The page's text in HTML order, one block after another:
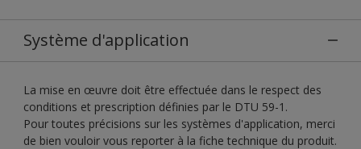
Système d'application
La mise en œuvre doit être effectuée dans le respect des
conditions et prescription définies par le DTU 59-1.
Pour toutes précisions sur les systèmes d'application, merci
de bien vouloir vous reporter à la fiche technique du produit.